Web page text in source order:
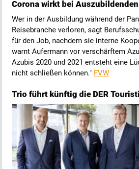
Corona wirkt bei
Wer in der Ausbildung während der
Reisebranche verloren, sagt
für den Job, nachdem sie interne
warnt Aufermann vor verschärftem
Azubis 2020 und 2021 entsteht eine
nicht schließen können." FVW
Trio führt künftig die DER